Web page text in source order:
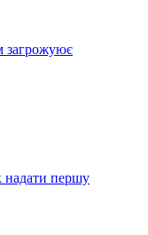
загрожуює
надати першу